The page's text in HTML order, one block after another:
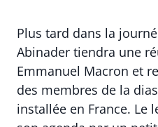
Plus tard dans la
Abinader tiendra une
Emmanuel Macron et
des membres de la
installée en France. Le